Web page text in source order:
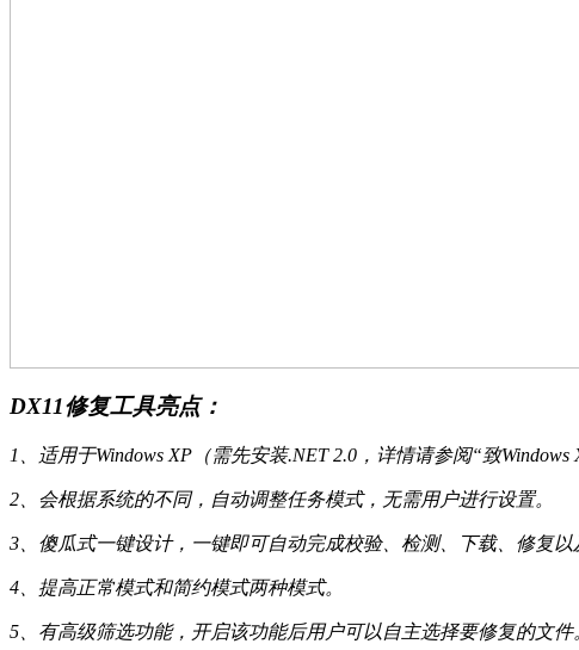
DX11修复工具亮点：
1、适用于Windows XP（需先安装.NET 2.0，详情请参阅“致Windows
2、会根据系统的不同，自动调整任务模式，无需用户进行设置。
3、傻瓜式一键设计，一键即可自动完成校验、检测、下载、修复以
4、提高正常模式和简约模式两种模式。
5、有高级筛选功能，开启该功能后用户可以自主选择要修复的文件